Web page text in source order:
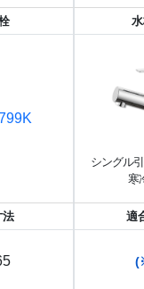
シングル
寒
法 適